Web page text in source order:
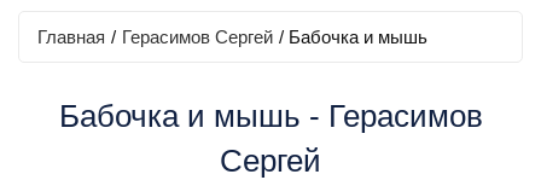
Главная / Герасимов Сергей / Бабочка и мышь
Бабочка и мышь - Герасимов
Сергей